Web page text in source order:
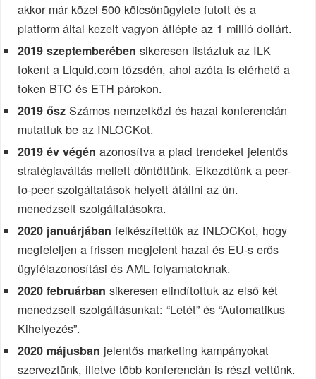
akkor már közel 500 kölcsönügylete futott és a
platform által kezelt vagyon átlépte az 1 millió dollárt.
2019 szeptemberében sikeresen listáztuk az ILK
tokent a Liquid.com tőzsdén, ahol azóta is elérhető a
token BTC és ETH párokon.
2019 ősz Számos nemzetközi és hazai konferencián
mutattuk be az INLOCKot.
2019 év végén azonosítva a piaci trendeket jelentős
stratégiaváltás mellett döntöttünk. Elkezdtünk a peer-
to-peer szolgáltatások helyett átállni az ún.
menedzselt szolgáltatásokra.
2020 januárjában felkészítettük az INLOCKot, hogy
megfeleljen a frissen megjelent hazai és EU-s erős
ügyfélazonosítási és AML folyamatoknak.
2020 februárban sikeresen elindítottuk az első két
menedzselt szolgáltásunkat: “Letét” és “Automatikus
Kihelyezés”.
2020 májusban jelentős marketing kampányokat
szerveztünk, illetve több konferencián is részt vettünk.